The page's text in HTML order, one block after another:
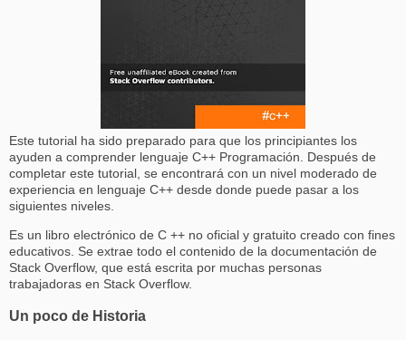
Este tutorial ha sido preparado para que los principiantes los
ayuden a comprender lenguaje C++ Programación. Después de
completar este tutorial, se encontrará con un nivel moderado de
experiencia en lenguaje C++ desde donde puede pasar a los
siguientes niveles.
Es un libro electrónico de C ++ no oficial y gratuito creado con fines
educativos. Se extrae todo el contenido de la documentación de
Stack Overflow, que está escrita por muchas personas
trabajadoras en Stack Overflow.
Un poco de Historia